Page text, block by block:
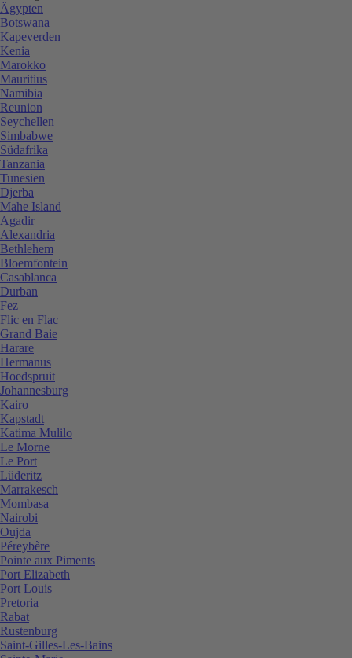
Ägypten
Botswana
Kapeverden
Kenia
Marokko
Mauritius
Namibia
Reunion
Seychellen
Simbabwe
Südafrika
Tanzania
Tunesien
Djerba
Mahe Island
Agadir
Alexandria
Bethlehem
Bloemfontein
Casablanca
Durban
Fez
Flic en Flac
Grand Baie
Harare
Hermanus
Hoedspruit
Johannesburg
Kairo
Kapstadt
Katima Mulilo
Le Morne
Le Port
Lüderitz
Marrakesch
Mombasa
Nairobi
Oujda
Péreybère
Pointe aux Piments
Port Elizabeth
Port Louis
Pretoria
Rabat
Rustenburg
Saint-Gilles-Les-Bains